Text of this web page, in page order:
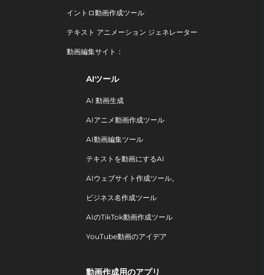
イントロ動画作成ツール
テキスト アニメーション ジェネレーター
動画編集サイト：
AIツール
AI 動画生成
AIアニメ動画作成ツール
AI動画編集ツール
テキストを動画にするAI
AIウェブサイト作成ツール。
ビジネス名作成ツール
AIのTikTok動画作成ツール
YouTube動画のアイデア
動画作成用のアプリ